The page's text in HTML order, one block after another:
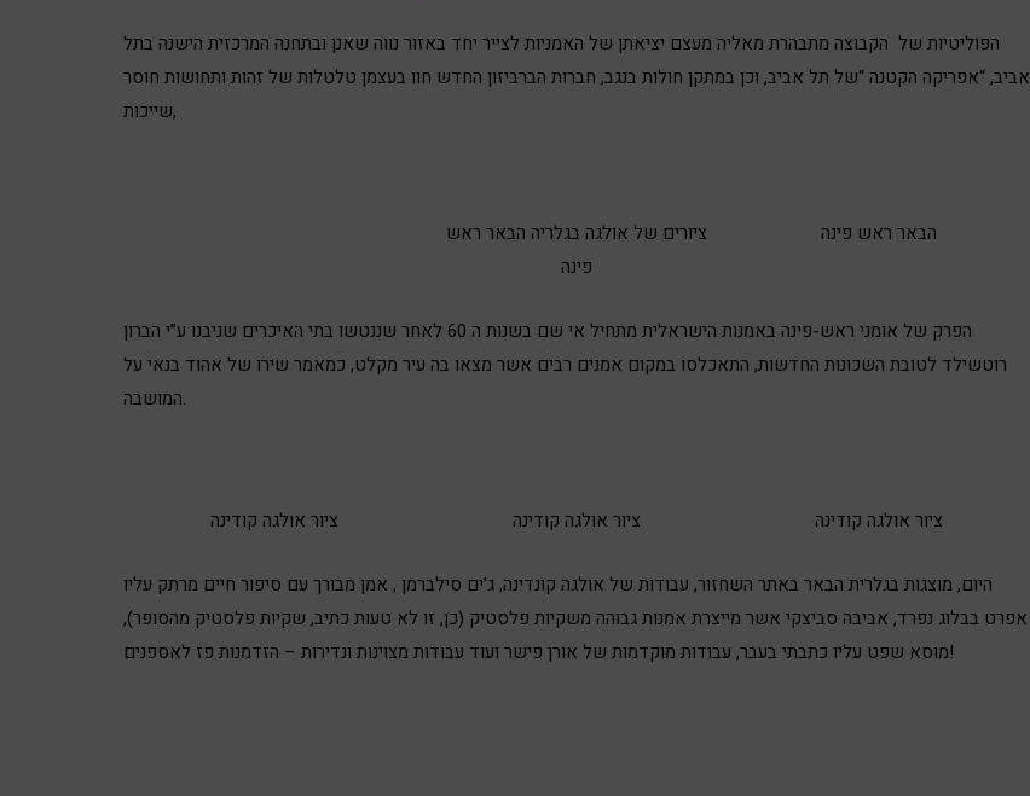
הפוליטיות של הקבוצה מתבהרת מאליה מעצם יציאתן של האמניות לצייר יחד באזור נווה שאנן ובתחנה המרכזית הישנה בתל
אביב, “אפריקה הקטנה “של תל אביב, וכן במתקן חולות בנגב, חברות הברביזון החדש חוו בעצמן טלטלות של זהות ותחושות חוסר
שייכות,
ציורים של אולגה בגלריה הבאר ראש
פינה
הבאר ראש פינה
הפרק של אומני ראש-פינה
באמנות הישראלית מתחיל אי שם בשנות ה 60 לאחר שננטשו בתי האיכרים שניבנו ע”י הברון
רוטשילד לטובת השכונות החדשות, התאכלסו במקום אמנים רבים אשר מצאו בה עיר מקלט, כמאמר שירו של אהוד בנאי על
המושבה.
ציור אולגה קודינה ציור אולגה קודינה ציור אולגה קודינה
היום, מוצגות בגלרית הבאר באתר השחזור, עבודות של אולגה קונדינה, ג’ים סילברמן , אמן מבורך עם סיפור חיים מרתק עליו
אפרט בבלוג נפרד, אביבה סביצקי אשר מייצרת אמנות גבוהה משקיות פלסטיק (כן, זו לא טעות כתיב, שקיות פלסטיק מהסופר),
מוסא שפטעליו כתבתי בעבר, עבודות מוקדמות של אורן פישר ועוד עבודות מצוינות ונדירות – הזדמנות פז לאספנים!